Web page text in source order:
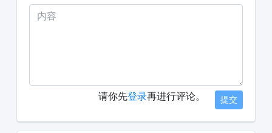
请你先登录再进行评论。 提交